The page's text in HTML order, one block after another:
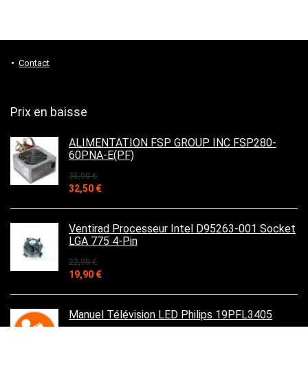
Contact
Prix en baisse
ALIMENTATION FSP GROUP INC FSP280-
60PNA-E(PF)
35,90€
Le
initial
était :
35,90 €.
32,50 €Le
actuel
est :
32,50 €.
Ventirad Processeur Intel D95263-001 Socket
LGA 775 4-Pin
22,90€
Le
initial
était :
22,90 €.
19,90 €Le
actuel
est :
19,90 €.
Manuel Télévision LED Philips 19PFL3405